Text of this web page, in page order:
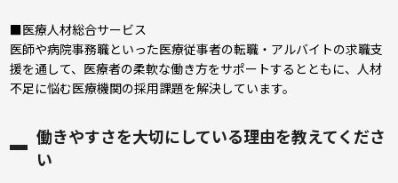
■医療人材総合サービス
医師や病院事務職といった医療従事者の転職・アルバイトの求職支
援を通して、医療者の柔軟な働き方をサポートするとともに、人材
不足に悩む医療機関の採用課題を解決しています。
働きやすさを大切にしている理由を教えてくださ
い